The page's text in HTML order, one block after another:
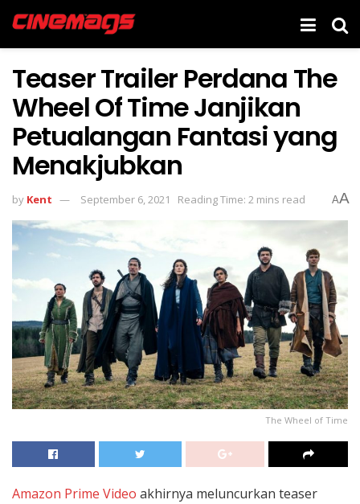
Teaser Trailer Perdana The
Wheel Of Time Janjikan
Petualangan Fantasi yang
Menakjubkan
by Kent September 6, 2021 Reading Time: 2 mins read AA
The Wheel of Time
Amazon Prime Video akhirnya meluncurkan teaser